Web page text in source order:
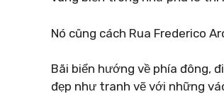
Nó cũng cách Rua Frederico
Bãi biển hướng về phía đông,
đẹp như tranh vẽ với những